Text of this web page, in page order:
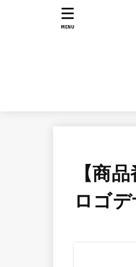
MENU
【商
ロゴ